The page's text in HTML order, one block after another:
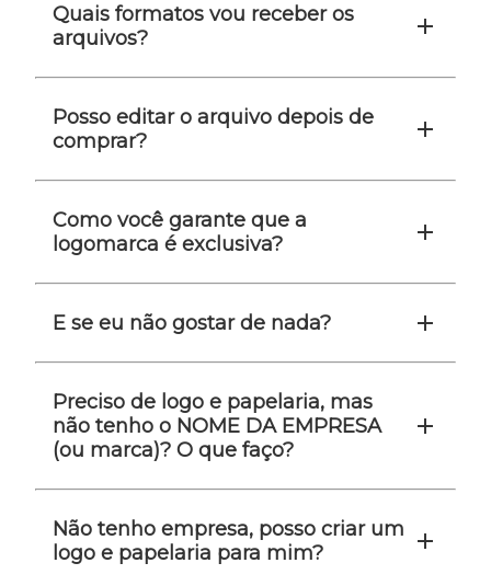
Quais formatos vou receber os
arquivos?
Posso editar o arquivo depois de
comprar?
Como você garante que a
logomarca é exclusiva?
E se eu não gostar de nada?
Preciso de logo e papelaria, mas
não tenho o NOME DA EMPRESA
(ou marca)? O que faço?
Não tenho empresa, posso criar um
logo e papelaria para mim?